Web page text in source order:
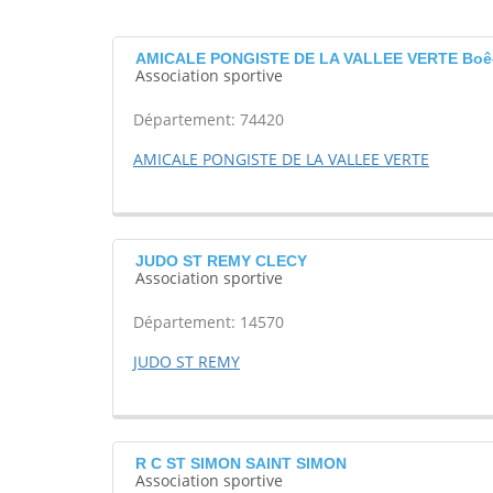
AMICALE PONGISTE DE LA VALLEE VERTE
Association sportive
Département: 74420
AMICALE PONGISTE DE LA VALLEE VERTE
JUDO ST REMY CLECY
Association sportive
Département: 14570
JUDO ST REMY
R C ST SIMON SAINT SIMON
Association sportive